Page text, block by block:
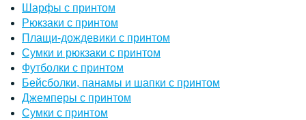
Шарфы с принтом
Рюкзаки с принтом
Плащи-дождевики с принтом
Сумки и рюкзаки с принтом
Футболки с принтом
Бейсболки, панамы и шапки с принтом
Джемперы с принтом
Сумки с принтом